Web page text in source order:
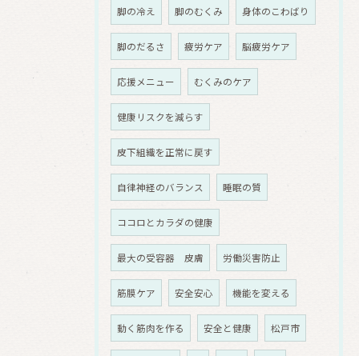
脚の冷え 脚のむくみ 身体のこわばり
脚のだるさ 疲労ケア 脳疲労ケア
応援メニュー むくみのケア
健康リスクを減らす
皮下組織を正常に戻す
自律神経のバランス 睡眠の質
ココロとカラダの健康
最大の受容器 皮膚 労働災害防止
筋膜ケア 安全安心 機能を変える
動く筋肉を作る 安全と健康 松戸市